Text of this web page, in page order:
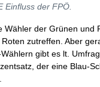
Einfluss der FPÖ.
Wähler der Grünen und
zutreffen. Aber
gibt es lt.
der eine Blau-